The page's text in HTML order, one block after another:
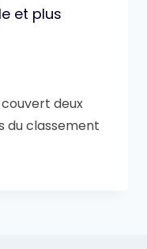
et plus
deux
du classement